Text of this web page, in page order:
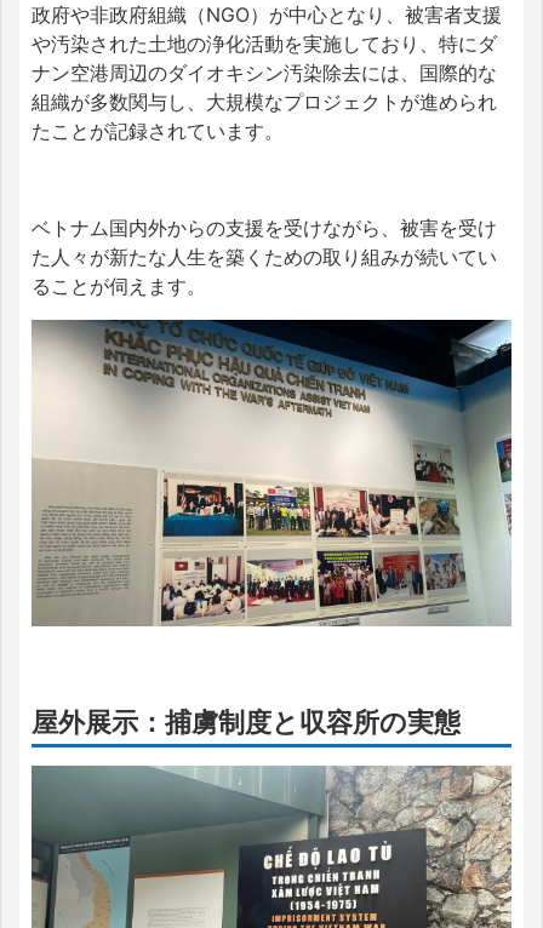
政府や非政府組織（NGO）が中心となり、被害者支援
や汚染された土地の浄化活動を実施しており、特にダ
ナン空港周辺のダイオキシン汚染除去には、国際的な
組織が多数関与し、大規模なプロジェクトが進められ
たことが記録されています。
ベトナム国内外からの支援を受けながら、被害を受け
た人々が新たな人生を築くための取り組みが続いてい
ることが伺えます。
屋外展示：捕虜制度と収容所の実態